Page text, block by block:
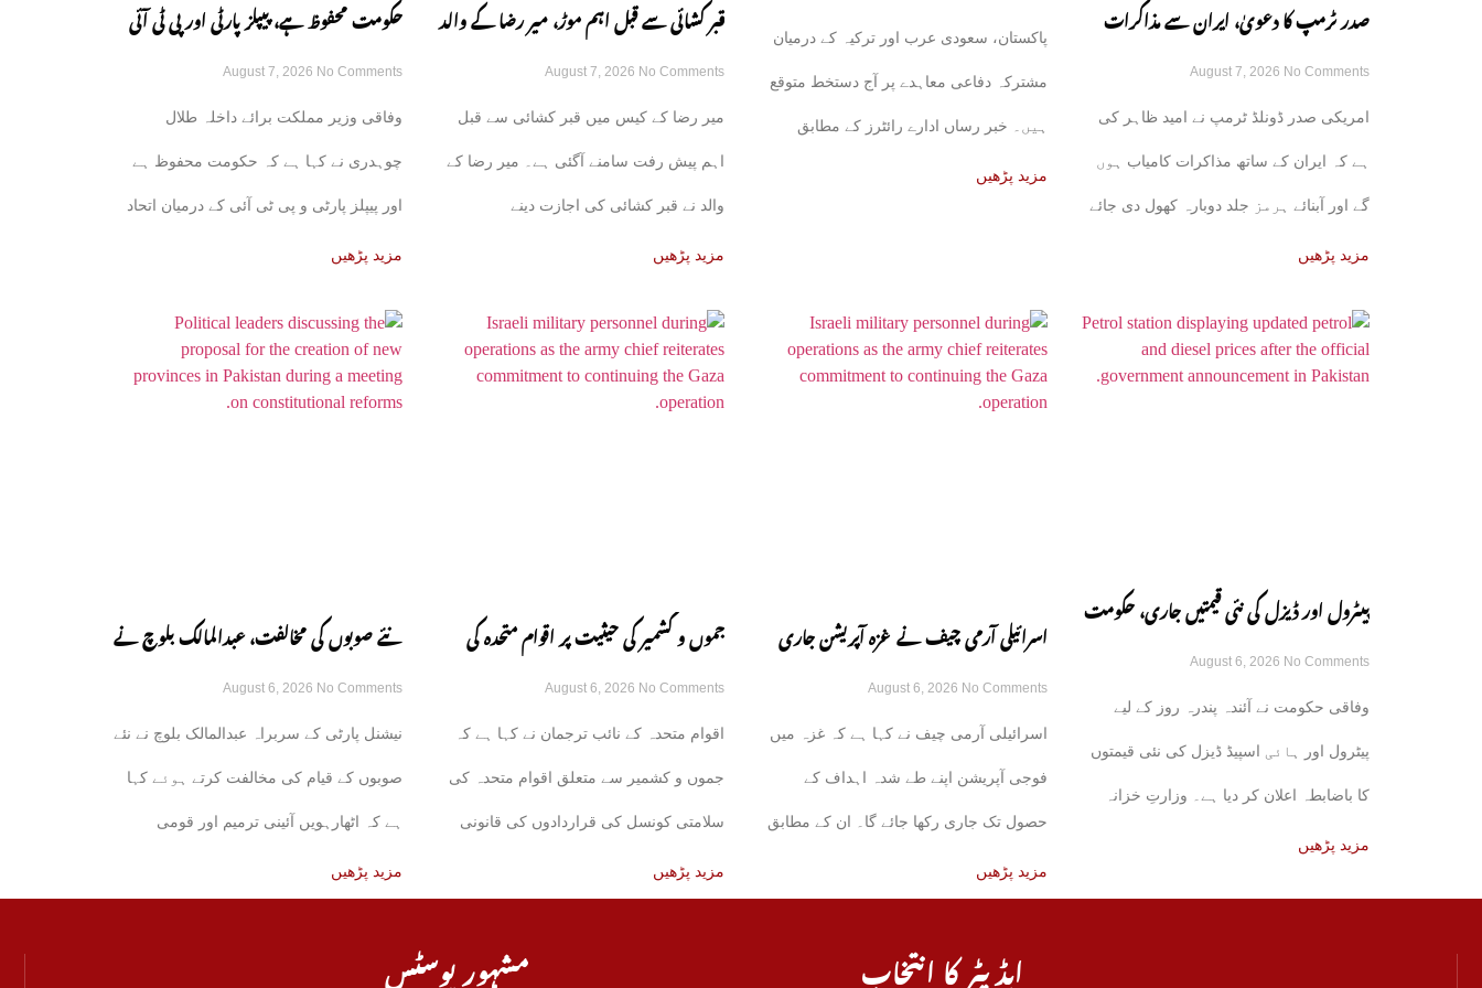
صدر ٹرمپ کا دعویٰ، ایران سے مذاکرات
کامیاب ہوں گے، آبنائے ہرمز جلد کھل جائے
August 7, 2026 No Comments
امریکی صدر ڈونلڈ ٹرمپ نے امید ظاہر کی
ہے کہ ایران کے ساتھ مذاکرات کامیاب ہوں
گے اور آبنائے ہرمز جلد دوبارہ کھول دی جائے
مزید پڑھیں
پاکستان، سعودی عرب اور ترکیہ کے درمیان
مشترکہ دفاعی معاہدے پر آج دستخط متوقع
ہیں۔ خبر رساں ادارے رائٹرز کے مطابق
علاقائی ذرائع نے بتایا
مزید پڑھیں
قبر کشائی سے قبل اہم موڑ، میر رضا کے والد
نے اجازت دینے سے انکار کر دیا
August 7, 2026 No Comments
میر رضا کے کیس میں قبر کشائی سے قبل
اہم پیش رفت سامنے آگئی ہے۔ میر رضا کے
والد نے قبر کشائی کی اجازت دینے
مزید پڑھیں
حکومت محفوظ ہے، پیپلز پارٹی اور پی ٹی آئی
کے اتحاد کی باتیں بے بنیاد ہیں: طلال چوہدری
August 7, 2026 No Comments
وفاقی وزیر مملکت برائے داخلہ طلال
چوہدری نے کہا ہے کہ حکومت محفوظ ہے
اور پیپلز پارٹی و پی ٹی آئی کے درمیان اتحاد
مزید پڑھیں
پیٹرول اور ڈیزل کی نئی قیمتیں جاری، حکومت
کا باضابطہ اعلانAugust 6, 2026 No Comments
وفاقی حکومت نے آئندہ پندرہ روز کے لیے
پیٹرول اور ہائی اسپیڈ ڈیزل کی نئی قیمتوں
کا باضابطہ اعلان کر دیا ہے۔ وزارتِ خزانہ
مزید پڑھیں
اسرائیلی آرمی چیف نے غزہ آپریشن جاری
رکھنے کے عزم کا اظہار کر دیا
August 6, 2026 No Comments
اسرائیلی آرمی چیف نے کہا ہے کہ غزہ میں
فوجی آپریشن اپنے طے شدہ اہداف کے
حصول تک جاری رکھا جائے گا۔ ان کے مطابق
مزید پڑھیں
جموں و کشمیر کی حیثیت پر اقوام متحدہ کی
قراردادوں کی قانونی حیثیت تبدیل نہیں ہوئی:
نائب ترجمان یو این
August 6, 2026 No Comments
اقوام متحدہ کے نائب ترجمان نے کہا ہے کہ
جموں و کشمیر سے متعلق اقوام متحدہ کی
سلامتی کونسل کی قراردادوں کی قانونی
حیثیت میں
مزید پڑھیں
نئے صوبوں کی مخالفت، عبدالمالک بلوچ نے
اٹھارہویں ترمیم پر دوٹوک مؤقف اختیار کر
August 6, 2026 No Comments
نیشنل پارٹی کے سربراہ عبدالمالک بلوچ نے نئے
صوبوں کے قیام کی مخالفت کرتے ہوئے کہا
ہے کہ اٹھارہویں آئینی ترمیم اور قومی
مالیاتی کمیشن
مزید پڑھیں
مشہور پوسٹس ایڈیٹر کا انتخاب